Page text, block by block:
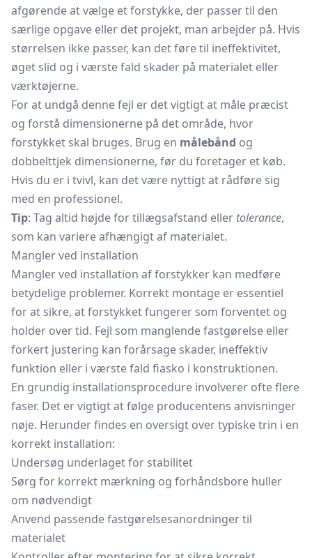
afgørende at vælge et forstykke, der passer til den
særlige opgave eller det projekt, man arbejder på. Hvis
størrelsen ikke passer, kan det føre til ineffektivitet,
øget slid og i værste fald skader på materialet eller
værktøjerne.
For at undgå denne fejl er det vigtigt at måle præcist
og forstå dimensionerne på det område, hvor
forstykket skal bruges. Brug en målebånd og
dobbelttjek dimensionerne, før du foretager et køb.
Hvis du er i tvivl, kan det være nyttigt at rådføre sig
med en professionel.
Tip: Tag altid højde for tillægsafstand eller tolerance,
som kan variere afhængigt af materialet.
Mangler ved installation
Mangler ved installation af forstykker kan medføre
betydelige problemer. Korrekt montage er essentiel
for at sikre, at forstykket fungerer som forventet og
holder over tid. Fejl som manglende fastgørelse eller
forkert justering kan forårsage skader, ineffektiv
funktion eller i værste fald fiasko i konstruktionen.
En grundig installationsprocedure involverer ofte flere
faser. Det er vigtigt at følge producentens anvisninger
nøje. Herunder findes en oversigt over typiske trin i en
korrekt installation:
Undersøg underlaget for stabilitet
Sørg for korrekt mærkning og forhåndsbore huller
om nødvendigt
Anvend passende fastgørelsesanordninger til
materialet